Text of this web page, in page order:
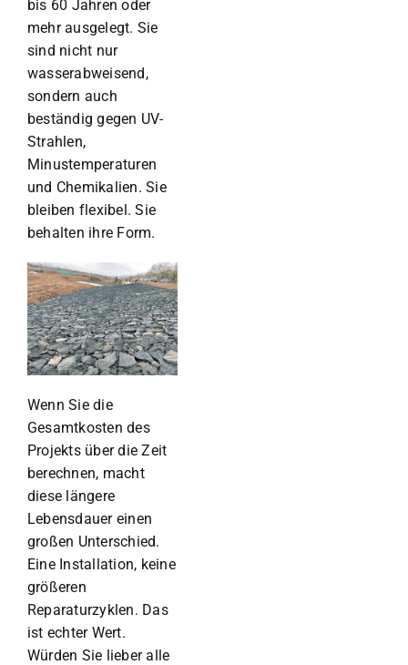
bis 60 Jahren oder
mehr ausgelegt. Sie
sind nicht nur
wasserabweisend,
sondern auch
beständig gegen UV-
Strahlen,
Minustemperaturen
und Chemikalien. Sie
bleiben flexibel. Sie
behalten ihre Form.
Wenn Sie die
Gesamtkosten des
Projekts über die Zeit
berechnen, macht
diese längere
Lebensdauer einen
großen Unterschied.
Eine Installation, keine
größeren
Reparaturzyklen. Das
ist echter Wert.
Würden Sie lieber alle